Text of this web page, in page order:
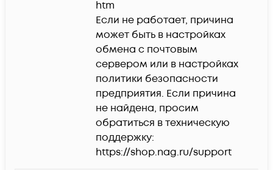
htm
Если не работает, причина
может быть в настройках
обмена с почтовым
сервером или в настройках
политики безопасности
предприятия. Если причина
не найдена, просим
обратиться в техническую
поддержку:
https://shop.nag.ru/support